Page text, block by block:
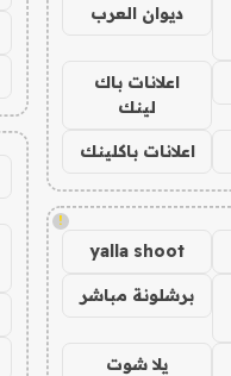
ديوان العرب
اعلانات باك
لينك
اعلانات باكلينك
!
yalla shoot
برشلونة مباشر
يلا شوت